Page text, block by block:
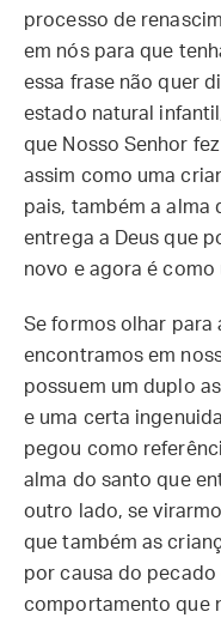
processo de
em nós para que
essa frase não quer
estado natural
que Nosso Senhor
assim como uma
pais, também a alma
entrega a Deus que
novo e agora é como
Se formos olhar para
encontramos em
possuem um duplo
e uma certa
pegou como
alma do santo que
outro lado, se
que também as
por causa do pecado
comportamento que